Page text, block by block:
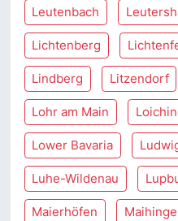
Leutenbach
Lichtenberg
Lindberg Litzendorf
Lohr am Main
Lower Bavaria
Luhe-Wildenau
Maierhöfen